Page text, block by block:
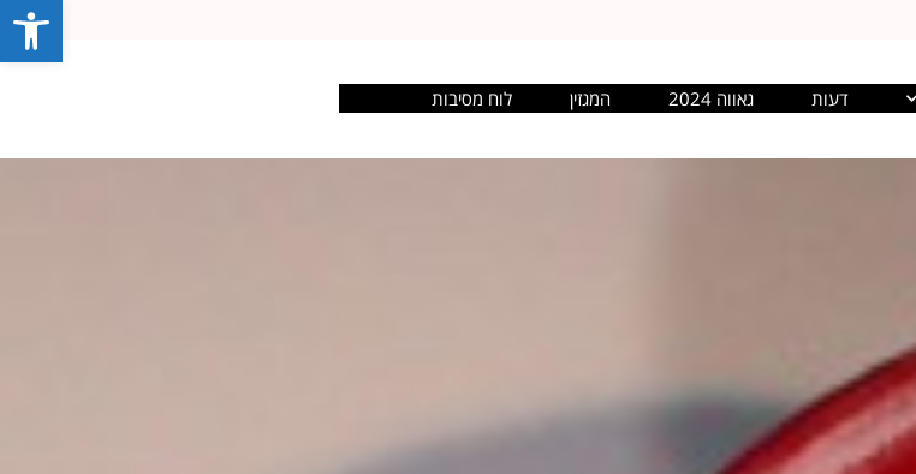
דעות גאווה 2024 המגזין לוח מסיבות